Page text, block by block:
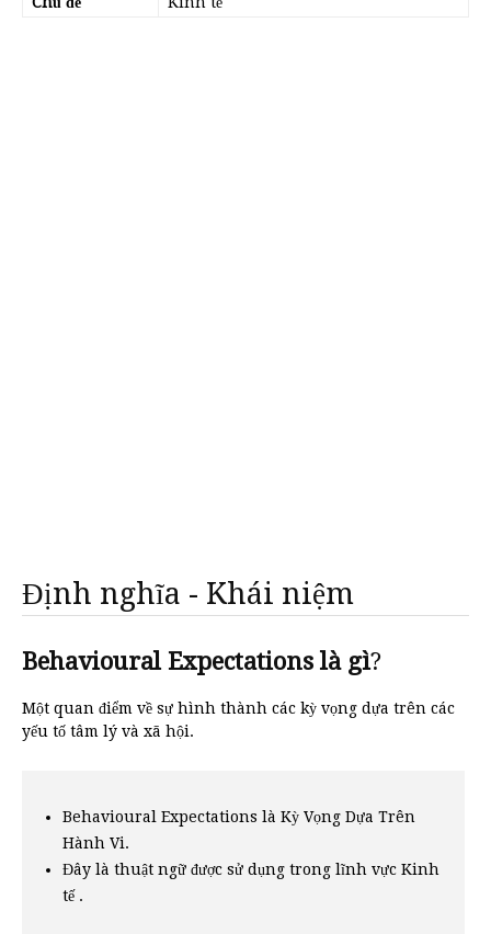
Định nghĩa - Khái niệm
Behavioural Expectations là gì?
Một quan điểm về sự hình thành các kỳ vọng dựa trên các
yếu tố tâm lý và xã hội.
Behavioural Expectations là Kỳ Vọng Dựa Trên
Hành Vi.
Đây là thuật ngữ được sử dụng trong lĩnh vực Kinh
tế .